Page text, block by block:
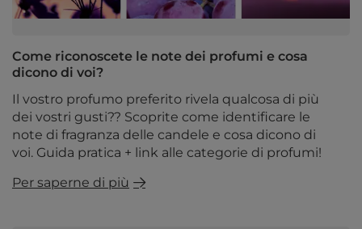
Come riconoscete le note dei profumi e cosa
dicono di voi?
Il vostro profumo preferito rivela qualcosa di più
dei vostri gusti?? Scoprite come identificare le
note di fragranza delle candele e cosa dicono di
voi. Guida pratica + link alle categorie di profumi!
Per saperne di più